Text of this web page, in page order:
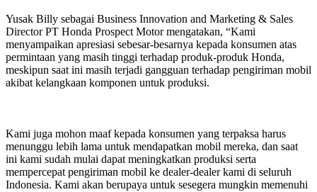
Yusak Billy sebagai Business Innovation and Marketing & Sales
Director PT Honda Prospect Motor mengatakan, “Kami
menyampaikan apresiasi sebesar-besarnya kepada konsumen atas
permintaan yang masih tinggi terhadap produk-produk Honda,
meskipun saat ini masih terjadi gangguan terhadap pengiriman mobil
akibat kelangkaan komponen untuk produksi.
Kami juga mohon maaf kepada konsumen yang terpaksa harus
menunggu lebih lama untuk mendapatkan mobil mereka, dan saat
ini kami sudah mulai dapat meningkatkan produksi serta
mempercepat pengiriman mobil ke dealer-dealer kami di seluruh
Indonesia. Kami akan berupaya untuk sesegera mungkin memenuhi